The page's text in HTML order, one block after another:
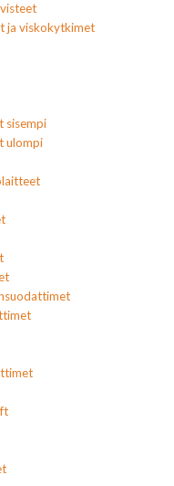
ja viskokytkimet
sisempi
ulompi